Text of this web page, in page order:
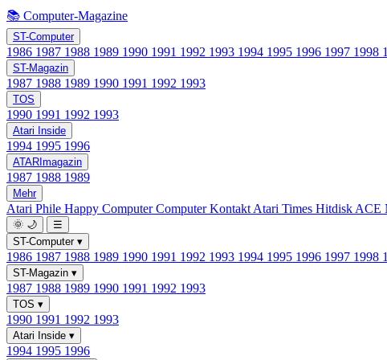
📚 Computer-Magazine
ST-Computer
1986 1987 1988 1989 1990 1991 1992 1993 1994 1995 1996 1997 1998
ST-Magazin
1987 1988 1989 1990 1991 1992 1993
TOS
1990 1991 1992 1993
Atari Inside
1994 1995 1996
ATARImagazin
1987 1988 1989
Mehr
Atari Phile Happy ComputerComputer Kontakt Atari Times Hitdisk ACE
🌞 🌙
☰
ST-Computer ▾
1986 1987 1988 1989 1990 1991 1992 1993 1994 1995 1996 1997 1998
ST-Magazin ▾
1987 1988 1989 1990 1991 1992 1993
TOS ▾
1990 1991 1992 1993
Atari Inside ▾
1994 1995 1996